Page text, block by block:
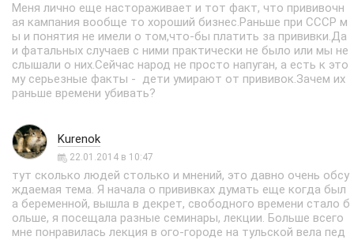
Меня лично еще настораживает и тот факт, что прививочн
ая кампания вообще то хороший бизнес.Раньше при СССР м
ы и понятия не имели о том,что-бы платить за прививки.Да
и фатальных случаев с ними практически не было или мы не
слышали о них.Сейчас народ не просто напуган, а есть к это
му серьезные факты - дети умирают от прививок.Зачем их
раньше времени убивать?
Kurenok
22.01.2014 в 10:47
тут сколько людей столько и мнений, это давно очень обсу
ждаемая тема. Я начала о прививках думать еще когда был
а беременной, вышла в декрет, свободного времени стало б
ольше, я посещала разные семинары, лекции. Больше всего
мне понравилась лекция в ого-городе на тульской вела пед